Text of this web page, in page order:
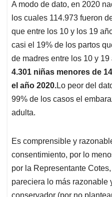
A modo de dato, en 2020
los cuales 114.973 fueron
que entre los 10 y los 19
casi el 19% de los partos
de madres entre los 10 y
4.301 niñas menores de
el año 2020.Lo peor del
99% de los casos el
adulta.
Es comprensible y
consentimiento, por lo
por la Representante
pareciera lo más razonable